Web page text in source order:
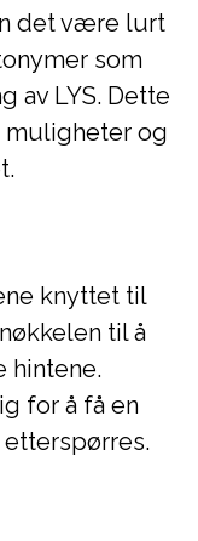
det være lurt
som
av LYS. Dette
muligheter og
knyttet til
til å
hintene.
for å få en